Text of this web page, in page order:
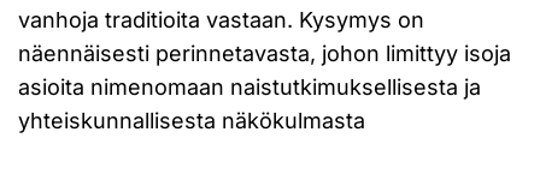
vanhoja traditioita vastaan. Kysymys on
näennäisesti perinnetavasta, johon limittyy isoja
asioita nimenomaan naistutkimuksellisesta ja
yhteiskunnallisesta näkökulmasta